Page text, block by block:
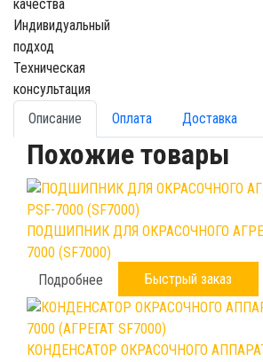
качества
Индивидуальный
подход
Техническая
консультация
Описание
Оплата Доставка
Похожие товары
ПОДШИПНИК ДЛЯ ОКРАСОЧНОГО
7000 (SF7000)
Подробнее
Быстрый заказ
КОНДЕНСАТОР ОКРАСОЧНОГО